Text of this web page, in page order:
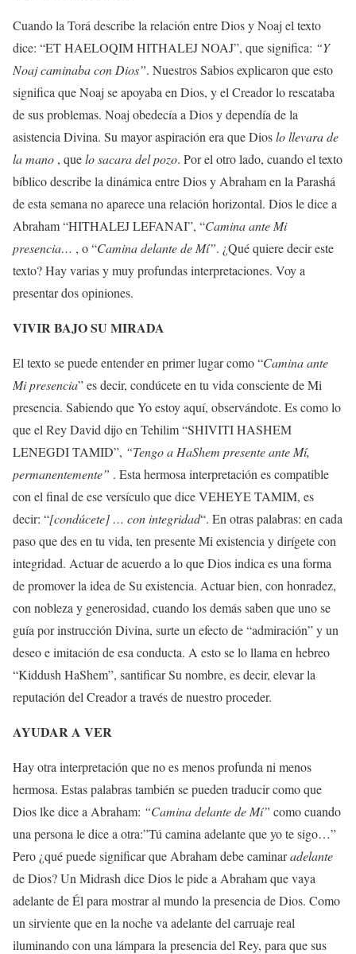
Cuando la Torá describe la relación entre Dios y Noaj el texto
dice: “ET HAELOQIM HITHALEJ NOAJ”, que significa: “Y
Noaj caminaba con Dios”. Nuestros Sabios explicaron que esto
significa que Noaj se apoyaba en Dios, y el Creador lo rescataba
de sus problemas. Noaj obedecía a Dios y dependía de la
asistencia Divina. Su mayor aspiración era que Dioslo llevara de
la mano , quelo sacara del pozo. Por el otro lado, cuando el texto
bíblico describe la dinámica entre Dios y Abraham en la Parashá
de esta semana no aparece una relación horizontal. Dios le dice a
Abraham “HITHALEJ LEFANAI”, “Caminaante Mi
presencia… , o “Camina delante de Mí”. ¿Qué quiere decir este
texto? Hay varias y muy profundas interpretaciones. Voy a
presentar dos opiniones.
VIVIR BAJO SU MIRADA
El texto se puede entender en primer lugar como “Caminaante
Mi presencia” es decir, condúcete en tu vida consciente de Mi
presencia. Sabiendo que Yo estoy aquí, observándote. Es como lo
que el Rey David dijo en Tehilim “SHIVITI HASHEM
LENEGDI TAMID”, “Tengo a HaShem presente ante Mí,
permanentemente” . Esta hermosa interpretación es compatible
con el final de ese versículo que dice VEHEYE TAMIM, es
decir: “[condúcete] … con integridad“. En otras palabras: en cada
paso que des en tu vida, ten presente Mi existencia y dirígete con
integridad. Actuar de acuerdo a lo que Dios indica es una forma
de promover la idea de Su existencia. Actuar bien, con honradez,
con nobleza y generosidad, cuando los demás saben que uno se
guía por instrucción Divina, surte un efecto de “admiración” y un
deseo e imitación de esa conducta. A esto se lo llama en hebreo
“Kiddush HaShem”, santificar Su nombre, es decir, elevar la
reputación del Creador a través de nuestro proceder.
AYUDAR A VER
Hay otra interpretación que no es menos profunda ni menos
hermosa. Estas palabras también se pueden traducir como que
Dios lke dice a Abraham: “Camina delante de Mí” como cuando
una persona le dice a otra:”Tú camina adelante que yo te sigo…”
Pero ¿qué puede significar que Abraham debe caminaradelante
de Dios? Un Midrash dice Dios le pide a Abraham que vaya
adelante de Él para mostrar al mundo la presencia de Dios. Como
un sirviente que en la noche va adelante del carruaje real
iluminando con una lámpara la presencia del Rey, para que sus